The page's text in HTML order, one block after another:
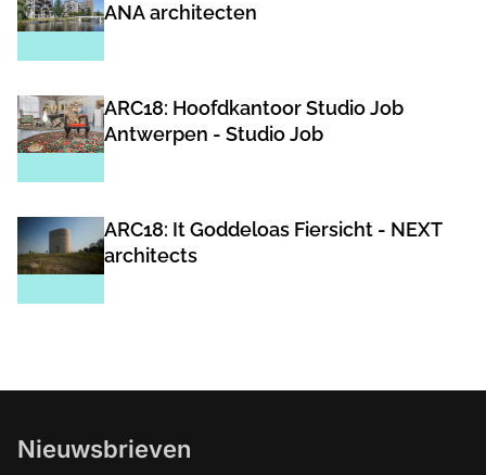
ANA architecten
ARC18: Hoofdkantoor Studio Job
Antwerpen - Studio Job
ARC18: It Goddeloas Fiersicht - NEXT
architects
Nieuwsbrieven